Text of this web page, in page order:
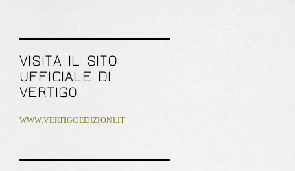
VISITA IL SITO
UFFICIALE DI
VERTIGO
WWW.VERTIGOEDIZIONI.IT